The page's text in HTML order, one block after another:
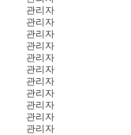
관리자
관리자
관리자
관리자
관리자
관리자
관리자
관리자
관리자
관리자
관리자